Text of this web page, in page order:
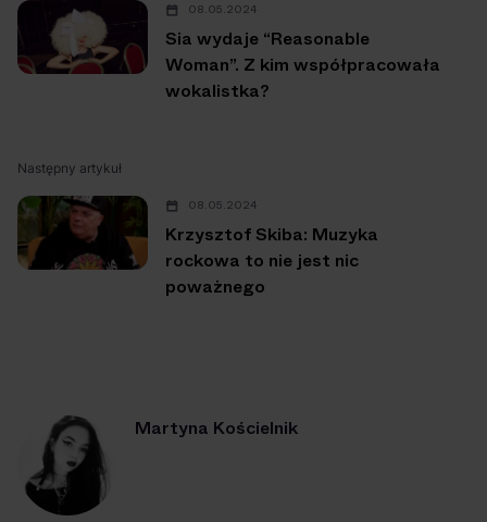
08.05.2024
Sia wydaje “Reasonable
Woman”. Z kim współpracowała
wokalistka?
Następny artykuł
08.05.2024
Krzysztof Skiba: Muzyka
rockowa to nie jest nic
poważnego
Martyna Kościelnik